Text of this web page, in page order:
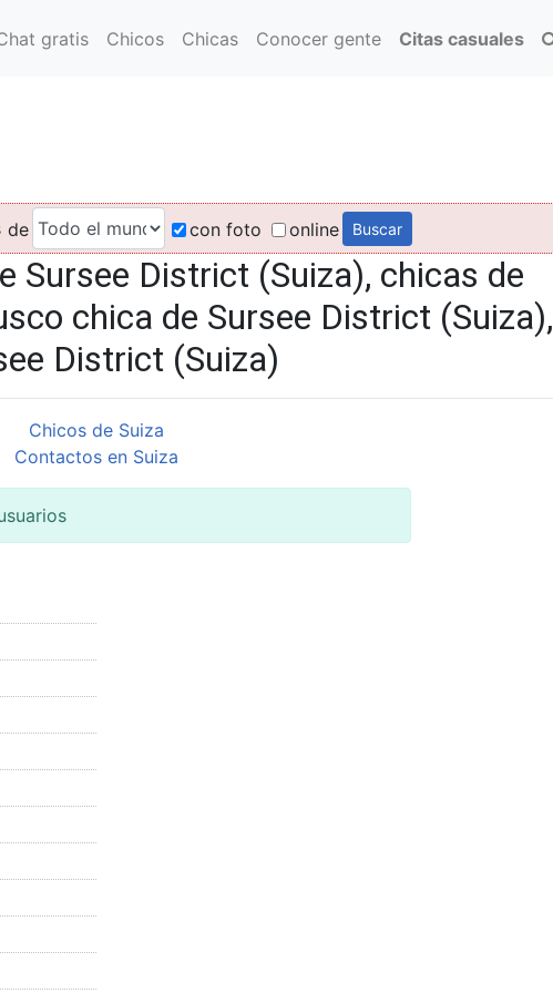
gratis Chicos Chicas Conocer gente Citas casuales
de con foto online
Sursee District (Suiza), chicas de
chica de Sursee District (Suiza),
District (Suiza)
Chicos de Suiza
Contactos en Suiza